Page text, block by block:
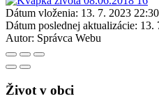
Dátum vloženia: 13. 7. 2023 22:30
Dátum poslednej aktualizácie: 13.
Autor: Správca Webu
Život v obci